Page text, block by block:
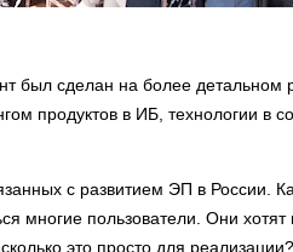
был сделан на более детальном
продуктов в ИБ, технологии в
с развитием ЭП в России.
многие пользователи. Они хотят
это просто для